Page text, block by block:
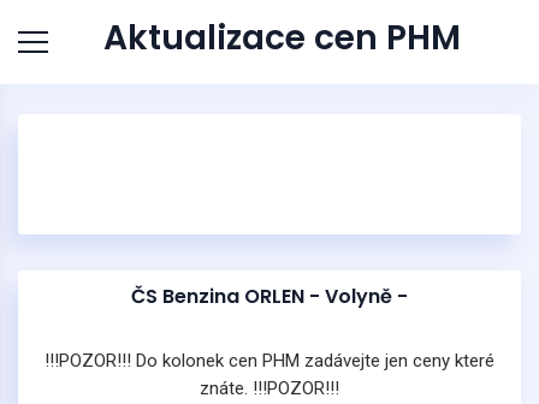
Aktualizace cen PHM
ČS Benzina ORLEN - Volyně -
!!!POZOR!!! Do kolonek cen PHM zadávejte jen ceny které
znáte. !!!POZOR!!!